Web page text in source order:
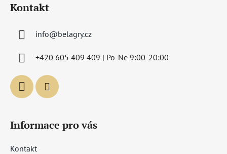
Kontakt
info@belagry.cz
+420 605 409 409 | Po-Ne 9:00-20:00
Informace pro vás
Kontakt